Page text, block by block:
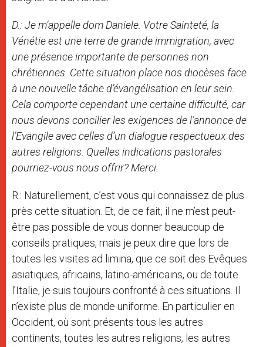
D.: Je m’appelle dom Daniele. Votre Sainteté, la
Vénétie est une terre de grande immigration, avec
une présence importante de personnes non
chrétiennes. Cette situation place nos diocèses face
à une nouvelle tâche d’évangélisation en leur sein.
Cela comporte cependant une certaine difficulté, car
nous devons concilier les exigences de l’annonce de
l’Evangile avec celles d’un dialogue respectueux des
autres religions. Quelles indications pastorales
pourriez-vous nous offrir? Merci.
R.: Naturellement, c’est vous qui connaissez de plus
près cette situation. Et, de ce fait, il ne m’est peut-
être pas possible de vous donner beaucoup de
conseils pratiques, mais je peux dire que lors de
toutes les visites ad limina, que ce soit des Evêques
asiatiques, africains, latino-américains, ou de toute
l’Italie, je suis toujours confronté à ces situations. Il
n’existe plus de monde uniforme. En particulier en
Occident, où sont présents tous les autres
continents, toutes les autres religions, les autres